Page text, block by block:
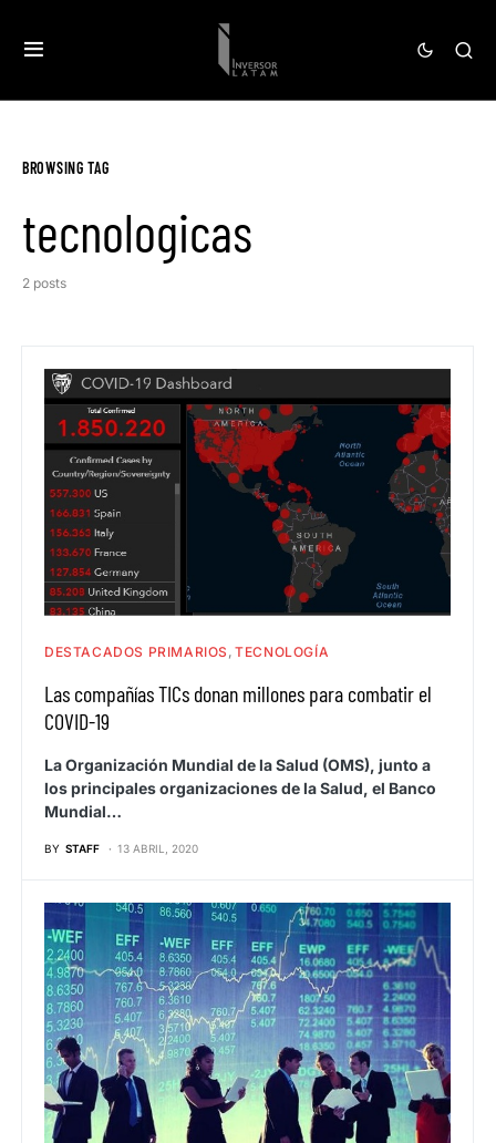
BROWSING TAG
tecnologicas
2 posts
DESTACADOS PRIMARIOS TECNOLOGÍA
Las compañías TICs donan millones para combatir el
COVID-19
La Organización Mundial de la Salud (OMS), junto a
los principales organizaciones de la Salud, el Banco
Mundial…
BY STAFF 13 ABRIL, 2020